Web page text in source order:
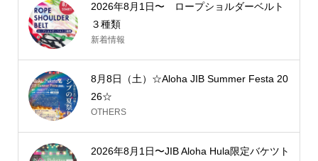
2026年8月1日〜 ロープショルダーベルト
３種類
新着情報
8月8日（土）☆Aloha JIB Summer Festa 20
26☆
OTHERS
2026年8月1日〜JIB Aloha Hula限定バケツト